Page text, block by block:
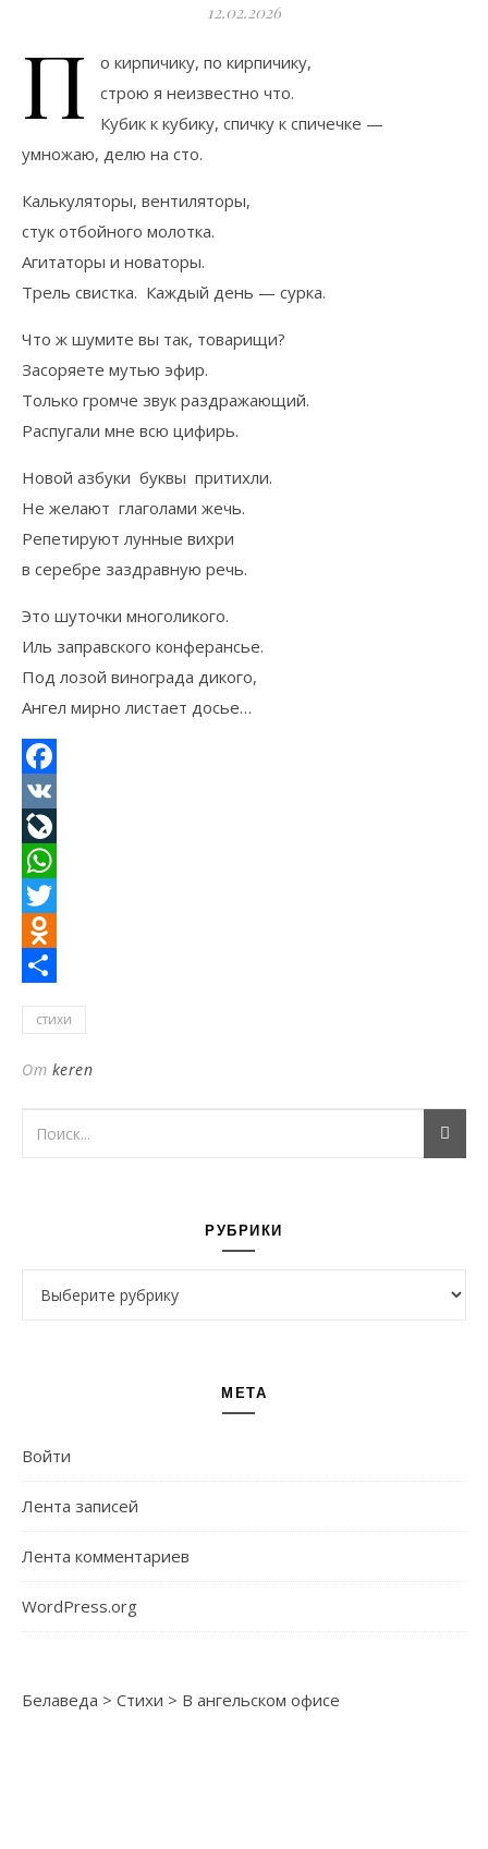
12.02.2026
П
о кирпичику, по кирпичику,
строю я неизвестно что.
Кубик к кубику, спичку к спичечке —
умножаю, делю на сто.
Калькуляторы, вентиляторы,
стук отбойного молотка.
Агитаторы и новаторы.
Трель свистка. Каждый день — сурка.
Что ж шумите вы так, товарищи?
Засоряете мутью эфир.
Только громче звук раздражающий.
Распугали мне всю цифирь.
Новой азбуки буквы притихли.
Не желают глаголами жечь.
Репетируют лунные вихри
в серебре заздравную речь.
Это шуточки многоликого.
Иль заправского конферансье.
Под лозой винограда дикого,
Ангел мирно листает досье…
Facebook
VK
LiveJournal
WhatsApp
Twitter
Odnoklassniki
стихи
От keren
РУБРИКИ
МЕТА
Войти
Лента записей
Лента комментариев
WordPress.org
Белаведа > Стихи > В ангельском офисе